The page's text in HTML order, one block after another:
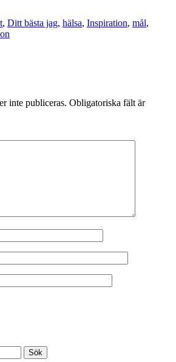
, Ditt bästa jag, hälsa, Inspiration, mål,
inte publiceras. Obligatoriska fält är